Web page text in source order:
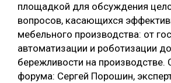
площадкой для обсуждения
вопросов, касающихся
мебельного производства: от
автоматизации и роботизации
бережливости на производстве.
форума: Сергей Порошин,